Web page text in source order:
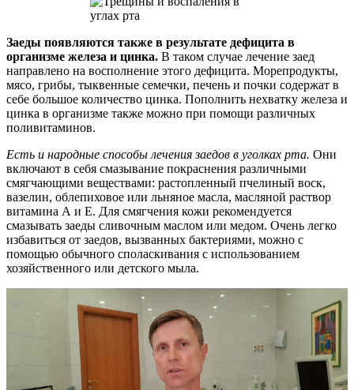
Заеды появляются также в результате дефицита в
организме железа и цинка. В таком случае лечение заед
направлено на восполнение этого дефицита. Морепродукты,
мясо, грибы, тыквенные семечки, печень и почки содержат в
себе большое количество цинка. Пополнить нехватку железа и
цинка в организме также можно при помощи различных
поливитаминов.
Есть и народные способы лечения заедов в уголках рта. Они
включают в себя смазывание покраснения различными
смягчающими веществами: растопленный пчелиный воск,
вазелин, облепиховое или льняное масла, масляной раствор
витамина А и Е. Для смягчения кожи рекомендуется
смазывать заеды сливочным маслом или медом. Очень легко
избавиться от заедов, вызванных бактериями, можно с
помощью обычного споласкивания с использованием
хозяйственного или детского мыла.